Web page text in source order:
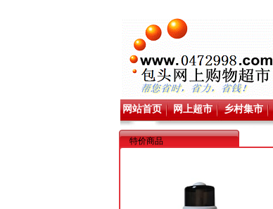
网站首页 网上超市 乡村集市
特价商品